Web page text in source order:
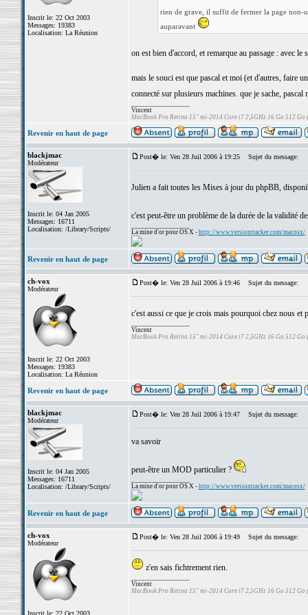
Inscrit le: 22 Oct 2003
Messages: 19383
Localisation: La Réunion
rien de grave, il suffit de fermer la page non-
auparavant
on est bien d'accord, et remarque au passage : avec
mais le souci est que pascal et moi (et d'autres, faire
connecté sur plusieurs machines. que je sache,
Vincent
MacBook Pro Retina 15" mi-2014 Core i7 2,5GHz 16 Go 512 Go
Revenir en haut de page
blackjmac
Modérateur
Inscrit le: 04 Jan 2005
Messages: 16711
Localisation: /Library/Scripts/
Post� le: Ven 28 Juil 2006 à 19:25 Sujet du message:
Julien a fait toutes les Mises à jour du phpBB,
c'est peut-être un problème de la durée de la validité
La mine d'or pour OS X - http://www.versiontracker.com/macosx/
Revenir en haut de page
ch-vox
Modérateur
Inscrit le: 22 Oct 2003
Messages: 19383
Localisation: La Réunion
Post� le: Ven 28 Juil 2006 à 19:46 Sujet du message:
c'est aussi ce que je crois mais pourquoi chez nous et
Vincent
MacBook Pro Retina 15" mi-2014 Core i7 2,5GHz 16 Go 512 Go
Revenir en haut de page
blackjmac
Modérateur
Inscrit le: 04 Jan 2005
Messages: 16711
Localisation: /Library/Scripts/
Post� le: Ven 28 Juil 2006 à 19:47 Sujet du message:
va savoir
peut-être un MOD particulier ?
La mine d'or pour OS X - http://www.versiontracker.com/macosx/
Revenir en haut de page
ch-vox
Modérateur
Inscrit le: 22 Oct 2003
Post� le: Ven 28 Juil 2006 à 19:49 Sujet du message:
z'en sais fichtrement rien.
Vincent
MacBook Pro Retina 15" mi-2014 Core i7 2,5GHz 16 Go 512 Go